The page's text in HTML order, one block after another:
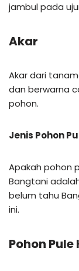
jambul pada
Akar
Akar dari
dan berwarna
pohon.
Jenis Pohon
Apakah pohon
Bangtani
belum tahu
ini.
Pohon Pule